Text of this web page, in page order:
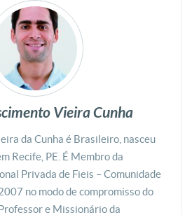
Vieira Cunha
da Cunha é Brasileiro, nasceu
Recife, PE. É Membro da
Privada de Fieis – Comunidade
no modo de compromisso do
e Missionário da